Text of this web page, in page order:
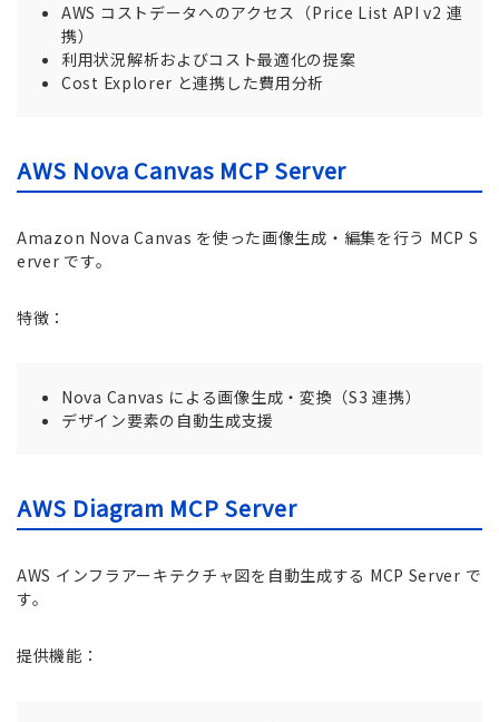
AWS コストデータへのアクセス（Price List API v2 連
携）
利用状況解析およびコスト最適化の提案
Cost Explorer と連携した費用分析
AWS Nova Canvas MCP Server
Amazon Nova Canvas を使った画像生成・編集を行う MCP S
erver です。
特徴：
Nova Canvas による画像生成・変換（S3 連携）
デザイン要素の自動生成支援
AWS Diagram MCP Server
AWS インフラアーキテクチャ図を自動生成する MCP Server で
す。
提供機能：